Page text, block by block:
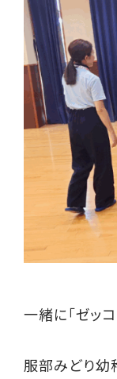
一緒に「ゼッ
服部みどり幼